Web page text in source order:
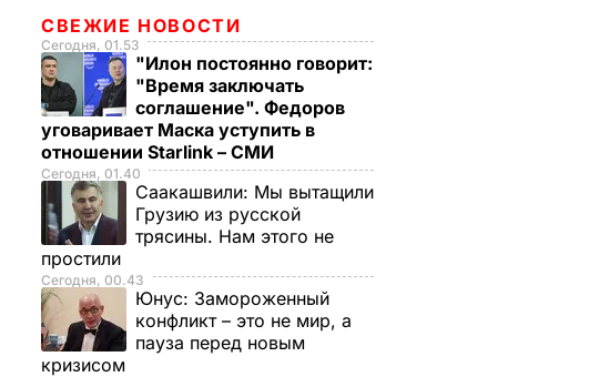
СВЕЖИЕ НОВОСТИ
Сегодня, 01.53
"Илон постоянно говорит:
"Время заключать
соглашение". Федоров
уговаривает Маска уступить в
отношении Starlink – СМИ
Сегодня, 01.40
Саакашвили: Мы вытащили
Грузию из русской
трясины. Нам этого не
простили
Сегодня, 00.43
Юнус: Замороженный
конфликт – это не мир, а
пауза перед новым
кризисом